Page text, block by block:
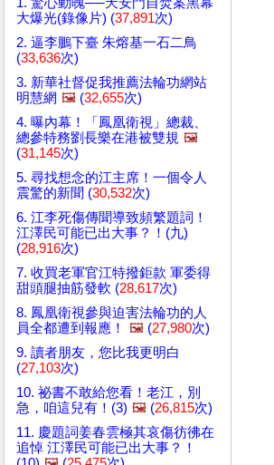
大爆光(錄像片) (37,891次)
2. 逼李鵬下臺 朱熔基一石二鳥
(33,636次)
3. 新華社督促我推薦法輪功網站
明慧網 🖼️ (32,655次)
4. 曝內幕！「鳳凰衛視」總裁、
總參特務劉長樂在港被雙規 🖼️
(31,145次)
5. 尋找想念的江主席！一個令人
震驚的新聞 (30,532次)
6. 江李死傷傳聞導致頻繁題詞！
江澤民可能已出大事？！(九)
(28,916次)
7. 收買老軍官江特撥鉅款 軍委得
甜頭腿抽筋發軟 (28,617次)
8. 鳳凰衛視參與迫害法輪功的人
員全都遭到報應！
🖼️ (27,980次)
9. 讀者朋友，您比我更明白
(27,103次)
10. 祕書不敢給您看！老江，別
急，咱這兒有！(3) 🖼️ (26,815次)
11. 慶題詞姜春雲極其哀傷彷彿在
追悼 江澤民可能已出大事？！